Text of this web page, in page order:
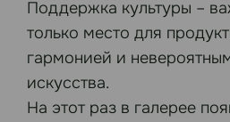
Поддержка культуры –
только место для
гармонией и
искусства.
На этот раз в галерее